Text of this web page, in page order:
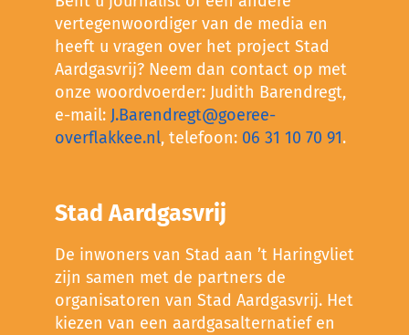
vertegenwoordiger van de media en
heeft u vragen over het project Stad
Aardgasvrij? Neem dan contact op met
onze woordvoerder: Judith Barendregt,
e-mail: J.Barendregt@goeree-
overflakkee.nl, telefoon: 06 31 10 70 91.
Stad Aardgasvrij
De inwoners van Stad aan ’t Haringvliet
zijn samen met de partners de
organisatoren van Stad Aardgasvrij. Het
kiezen van een aardgasalternatief en